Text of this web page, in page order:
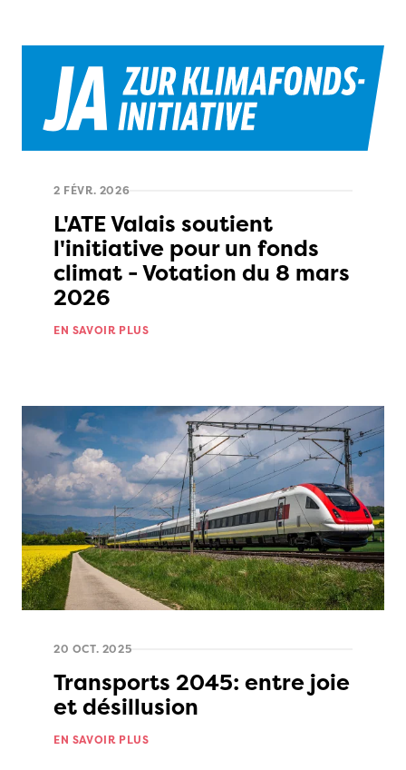
2 FÉVR. 2026
L'ATE Valais soutient
l'initiative pour un fonds
climat - Votation du 8 mars
2026
EN SAVOIR PLUS
20 OCT. 2025
Transports 2045: entre joie
et désillusion
EN SAVOIR PLUS